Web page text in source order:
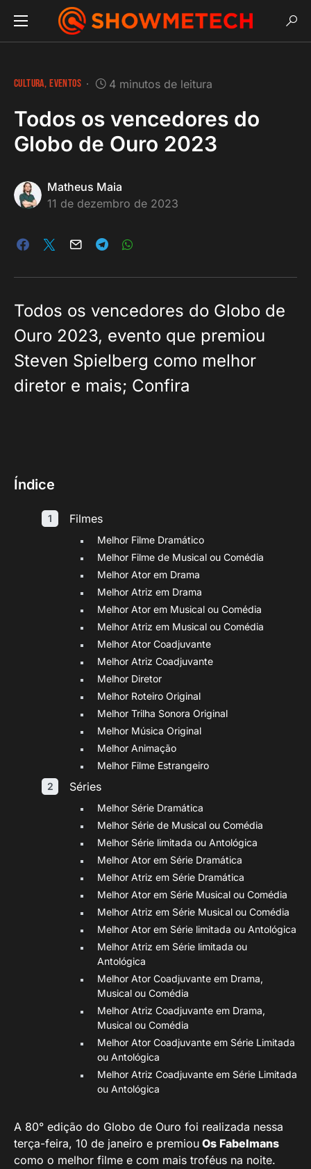
CULTURA EVENTOS 4 minutos de leitura
Todos os vencedores do
Globo de Ouro 2023
Matheus Maia
11 de dezembro de 2023
Todos os vencedores do Globo de
Ouro 2023, evento que premiou
Steven Spielberg como melhor
diretor e mais; Confira
Índice
Filmes
Melhor Filme Dramático
Melhor Filme de Musical ou Comédia
Melhor Ator em Drama
Melhor Atriz em Drama
Melhor Ator em Musical ou Comédia
Melhor Atriz em Musical ou Comédia
Melhor Ator Coadjuvante
Melhor Atriz Coadjuvante
Melhor Diretor
Melhor Roteiro Original
Melhor Trilha Sonora Original
Melhor Música Original
Melhor Animação
Melhor Filme Estrangeiro
Séries
Melhor Série Dramática
Melhor Série de Musical ou Comédia
Melhor Série limitada ou Antológica
Melhor Ator em Série Dramática
Melhor Atriz em Série Dramática
Melhor Ator em Série Musical ou Comédia
Melhor Atriz em Série Musical ou Comédia
Melhor Ator em Série limitada ou Antológica
Melhor Atriz em Série limitada ou
Antológica
Melhor Ator Coadjuvante em Drama,
Musical ou Comédia
Melhor Atriz Coadjuvante em Drama,
Musical ou Comédia
Melhor Ator Coadjuvante em Série Limitada
ou Antológica
Melhor Atriz Coadjuvante em Série Limitada
ou Antológica
A 80° edição do Globo de Ouro foi realizada nessa
terça-feira, 10 de janeiro e premiou Os Fabelmans
como o melhor filme e com mais troféus na noite.